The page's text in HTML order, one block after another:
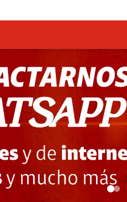
Equipos Celulares
Servicios Hogar
Planes Móviles